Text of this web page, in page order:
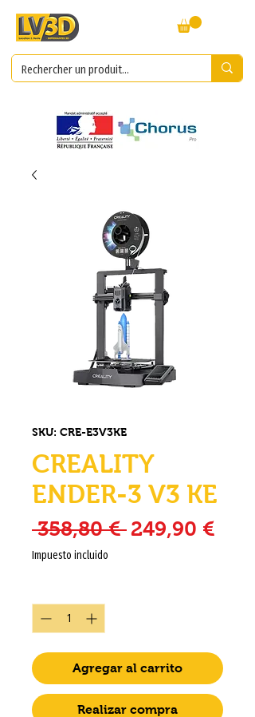
SKU: CRE-E3V3KE
CREALITY
ENDER-3 V3 KE
358,80 € Precio
249,90 €
Impuesto incluido
Agregar al carrito
Realizar compra